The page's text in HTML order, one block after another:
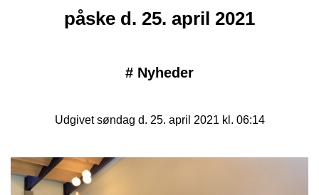
påske d. 25. april 2021
# Nyheder
Udgivet søndag d. 25. april 2021 kl. 06:14